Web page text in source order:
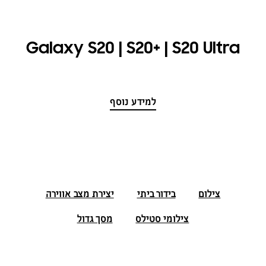
Galaxy S20 | S20+ | S20 Ultra
למידע נוסף
צילום בידור ביתי
יצירת מצב אווירה
צילומי סטילס
מסך גדול